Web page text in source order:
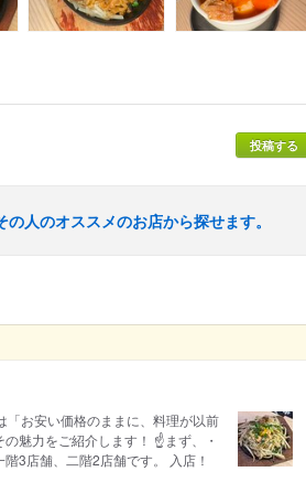
投稿する
人のオススメのお店から探せます。
「お安い価格のままに、料理が以前
魅力をご紹介します！ ☝️まず、・
3店舗、二階2店舗です。 入店！